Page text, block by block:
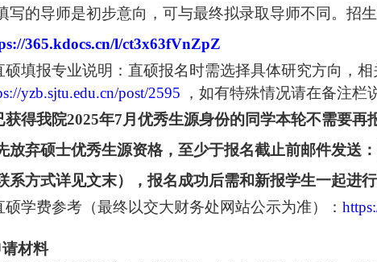
写的导师是初步意向，可与最终拟录取导师不同。招
365.kdocs.cn/l/ct3x63fVnZpZ
硕填报专业说明：直硕报名时需选择具体研究方向，
yzb.sjtu.edu.cn/post/2595
，如有特殊情况请在备注栏
获得我院2025年7月优秀生源身份的同学本轮不需要再
放弃硕士优秀生源资格，至少于报名截止前邮件发送
系方式详见文末），报名成功后需和新报学生一起进行
硕学费参考（最终以交大财务处网站公示为准）：
请材料